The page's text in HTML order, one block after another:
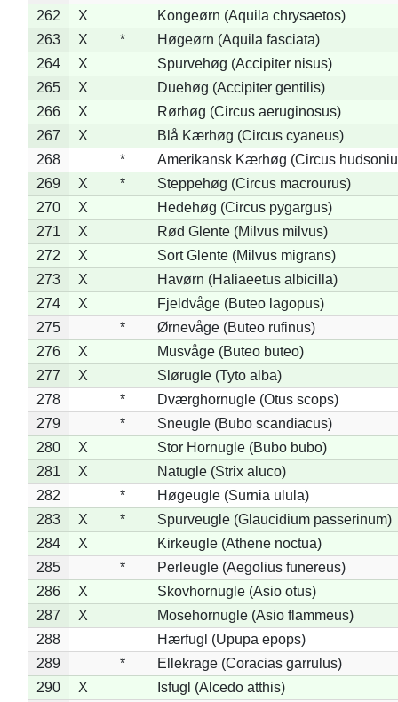
262
X
Kongeørn (Aquila chrysaetos)
263
X *
Høgeørn (Aquila fasciata)
264
X
Spurvehøg (Accipiter nisus)
265
X
Duehøg (Accipiter gentilis)
266
X
Rørhøg (Circus aeruginosus)
267
X
Blå Kærhøg (Circus cyaneus)
268
*
Amerikansk Kærhøg (Circus
269
X *
Steppehøg (Circus macrourus)
270
X
Hedehøg (Circus pygargus)
271
X
Rød Glente (Milvus milvus)
272
X
Sort Glente (Milvus migrans)
273
X
Havørn (Haliaeetus albicilla)
274
X
Fjeldvåge (Buteo lagopus)
275
*
Ørnevåge (Buteo rufinus)
276
X
Musvåge (Buteo buteo)
277
X
Slørugle (Tyto alba)
278
*
Dværghornugle (Otus scops)
279
*
Sneugle (Bubo scandiacus)
280
X
Stor Hornugle (Bubo bubo)
281
X
Natugle (Strix aluco)
282
*
Høgeugle (Surnia ulula)
283
X *
Spurveugle (Glaucidium passerinum)
284
X
Kirkeugle (Athene noctua)
285
*
Perleugle (Aegolius funereus)
286
X
Skovhornugle (Asio otus)
287
X
Mosehornugle (Asio flammeus)
288
Hærfugl (Upupa epops)
289
*
Ellekrage (Coracias garrulus)
290
X
Isfugl (Alcedo atthis)